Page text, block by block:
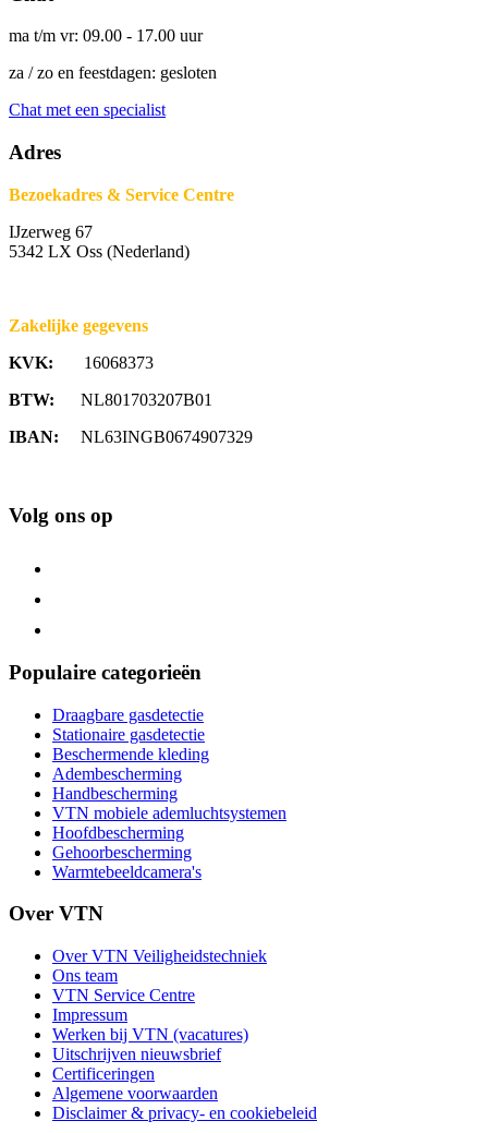
ma t/m vr: 09.00 - 17.00 uur
za / zo en feestdagen: gesloten
Chat met een specialist
Adres
Bezoekadres & Service Centre
IJzerweg 67
5342 LX Oss (Nederland)
Zakelijke gegevens
KVK: 16068373
BTW: NL801703207B01
IBAN: NL63INGB0674907329
Volg ons op
Populaire categorieën
Draagbare gasdetectie
Stationaire gasdetectie
Beschermende kleding
Adembescherming
Handbescherming
VTN mobiele ademluchtsystemen
Hoofdbescherming
Gehoorbescherming
Warmtebeeldcamera's
Over VTN
Over VTN Veiligheidstechniek
Ons team
VTN Service Centre
Impressum
Werken bij VTN (vacatures)
Uitschrijven nieuwsbrief
Certificeringen
Algemene voorwaarden
Disclaimer & privacy- en cookiebeleid